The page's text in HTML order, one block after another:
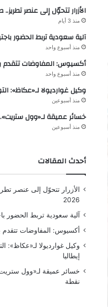
الأزرار تتحوّل إلى عنصر تطريز..
منذ 3 أيام
آلية سعودية تربط الحضور
منذ أسبوع واحد
أكسيوس: المفاوضات تتقدم
منذ أسبوع واحد
وكيل غوارديولا لـ«عكاظ»:
منذ أسبوعين
خسائر عميقة لـ«وول ستريت»..
منذ أسبوعين
أحدث المقالات
الأزرار تتحوّل إلى عنصر
2026
آلية سعودية تربط الحضور
أكسيوس: المفاوضات تتقدم
وكيل غوارديولا لـ«عكاظ»:
إيطاليا
نقطة